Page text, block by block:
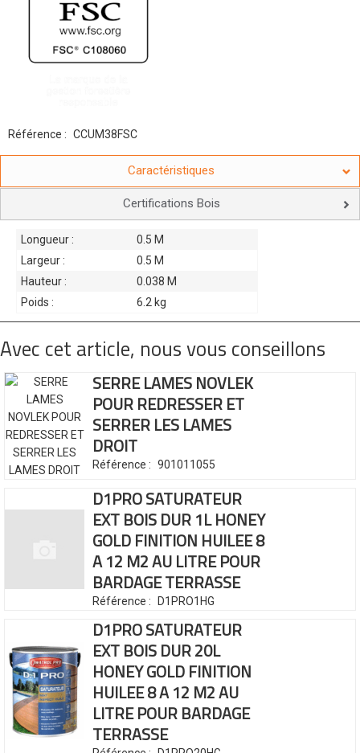
Référence : CCUM38FSC
Caractéristiques
Certifications Bois
Longueur :
0.5 M
Largeur :
0.5 M
Hauteur :
0.038 M
Poids :
6.2 kg
Avec cet article, nous vous conseillons
SERRE LAMES NOVLEK
POUR REDRESSER ET
SERRER LES LAMES
DROIT
Référence : 901011055
D1PRO SATURATEUR
EXT BOIS DUR 1LHONEY
GOLD FINITION HUILEE8
A 12 M2 AU LITRE POUR
BARDAGE TERRASSE
Référence : D1PRO1HG
D1PRO SATURATEUR
EXT BOIS DUR 20L
HONEY GOLD FINITION
HUILEE8 A 12 M2 AU
LITRE POUR BARDAGE
TERRASSE